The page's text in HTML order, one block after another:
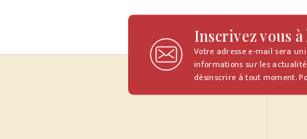
Inscrivez vous
Votre adresse e-mail sera
informations sur les
désinscrire à tout moment.